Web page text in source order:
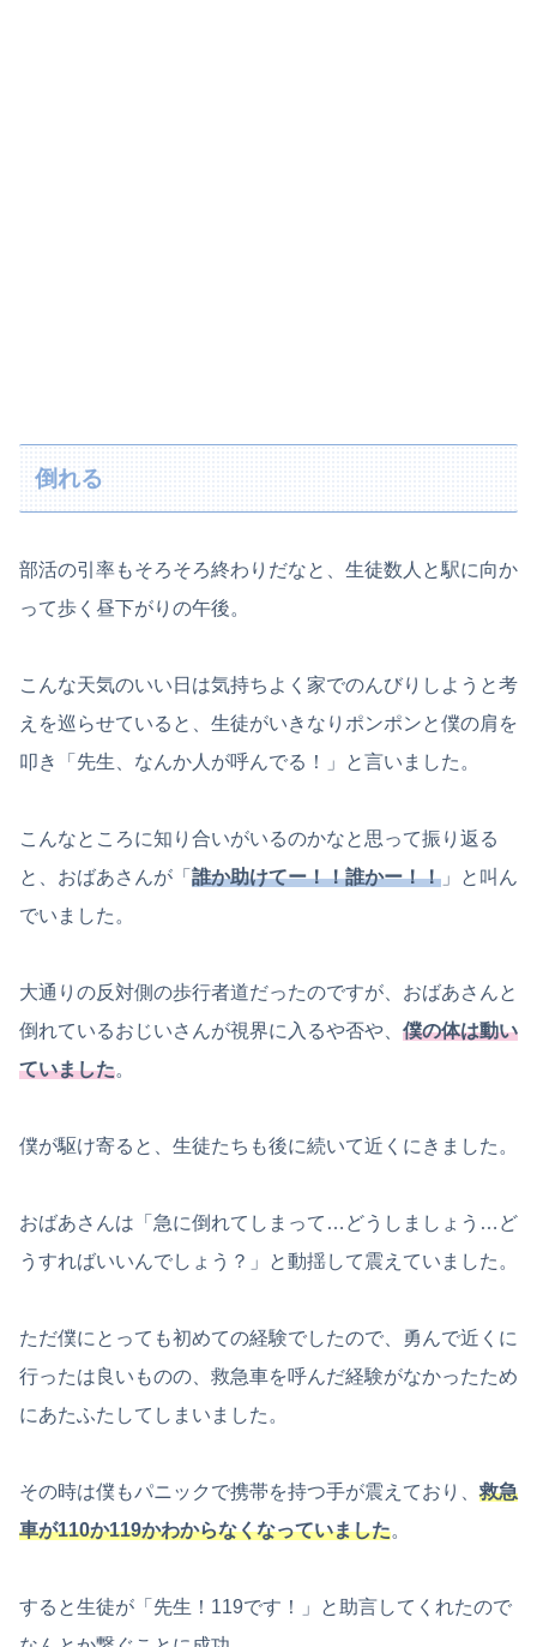
倒れる
部活の引率もそろそろ終わりだなと、生徒数人と駅に向か
って歩く昼下がりの午後。
こんな天気のいい日は気持ちよく家でのんびりしようと考
えを巡らせていると、生徒がいきなりポンポンと僕の肩を
叩き「先生、なんか人が呼んでる！」と言いました。
こんなところに知り合いがいるのかなと思って振り返る
と、おばあさんが「 誰か助けてー！！誰かー！！ 」と叫ん
でいました。
大通りの反対側の歩行者道だったのですが、おばあさんと
倒れているおじいさんが視界に入るや否や、 僕の体は動い
ていました。
僕が駆け寄ると、生徒たちも後に続いて近くにきました。
おばあさんは「急に倒れてしまって…どうしましょう…ど
うすればいいんでしょう？」と動揺して震えていました。
ただ僕にとっても初めての経験でしたので、勇んで近くに
行ったは良いものの、救急車を呼んだ経験がなかったため
にあたふたしてしまいました。
その時は僕もパニックで携帯を持つ手が震えており、救急
車が110か119かわからなくなっていました。
すると生徒が「先生！119です！」と助言してくれたので